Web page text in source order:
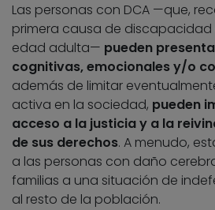
Las personas con DCA —que,
primera causa de
edad adulta— pueden
cognitivas, emocionales y/o
además de limitar
activa en la sociedad, pueden
acceso a la justicia y a la
de sus derechos. A menudo,
a las personas con daño
familias a una situación de
al resto de la población.